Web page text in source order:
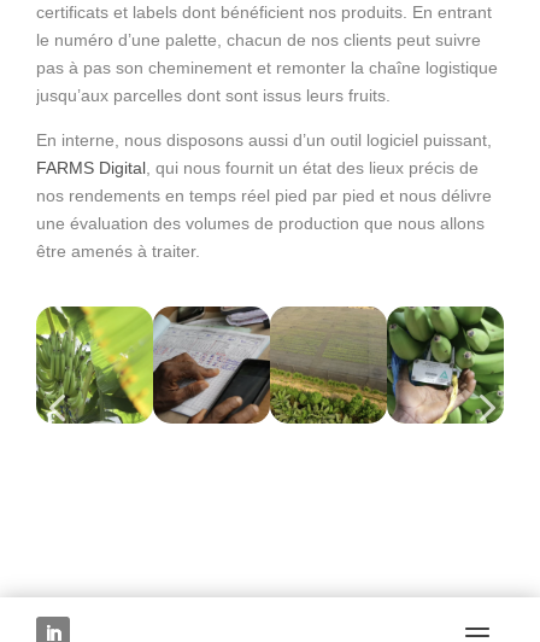
certificats et labels dont bénéficient nos produits. En entrant
le numéro d’une palette, chacun de nos clients peut suivre
pas à pas son cheminement et remonter la chaîne logistique
jusqu’aux parcelles dont sont issus leurs fruits.
En interne, nous disposons aussi d’un outil logiciel puissant,
FARMS Digital , qui nous fournit un état des lieux précis de
nos rendements en temps réel pied par pied et nous délivre
une évaluation des volumes de production que nous allons
être amenés à traiter.